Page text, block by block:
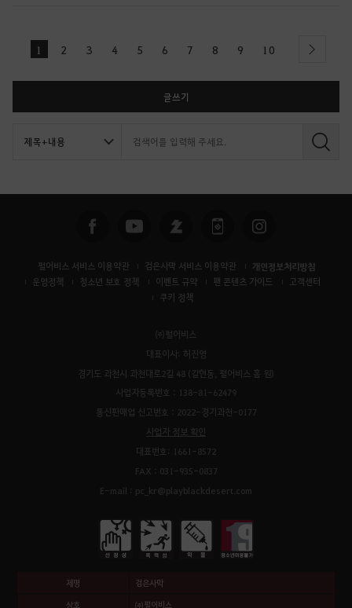
1 2 3 4 5 6 7 8 9 10 next
글쓰기
검
펄어비스 서비스 이용약관 검은사막 서비스 이용약관 개인정보처리방침
운영정책 청소년 보호 정책 이벤트 규약 팬 콘텐츠 가이드
고객센터
쿠키 정책
㈜펄어비스
대표이사: 허진영
경기도 과천시 과천대로2길 48 (갈현동, 펄어비스 홈 원)
사업자등록번호 : 138-81-62479
통신판매업 신고번호 : 2022-경기과천-0177
사업자 정보 확인
대표번호: 1661-8572
FAX : 031-935-0837
E-mail : pc_kr@playblackdesert.com
제명 검은사막
상호 ㈜펄어비스